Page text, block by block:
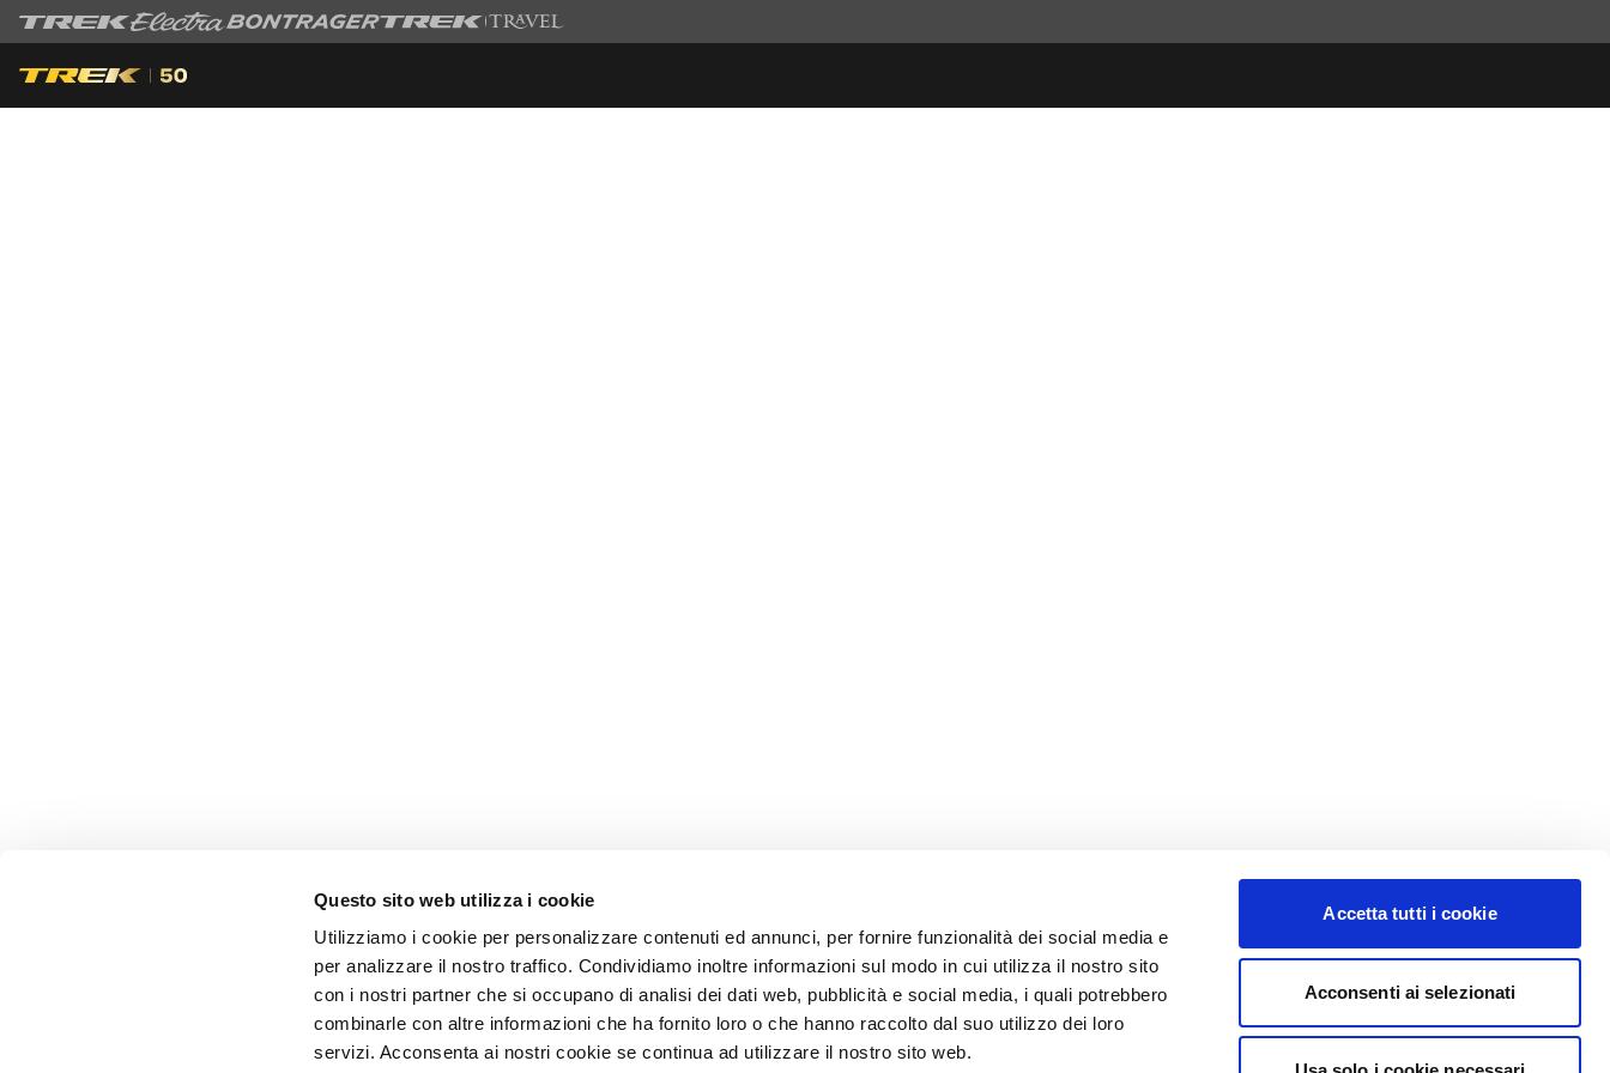
Questo sito web utilizza i cookie
Utilizziamo i cookie per personalizzare contenuti ed annunci, per fornire funzionalità dei social media e
per analizzare il nostro traffico. Condividiamo inoltre informazioni sul modo in cui utilizza il nostro sito
con i nostri partner che si occupano di analisi dei dati web, pubblicità e social media, i quali potrebbero
combinarle con altre informazioni che ha fornito loro o che hanno raccolto dal suo utilizzo dei loro
servizi. Acconsenta ai nostri cookie se continua ad utilizzare il nostro sito web.
Accetta tutti i cookie
Acconsenti ai selezionati